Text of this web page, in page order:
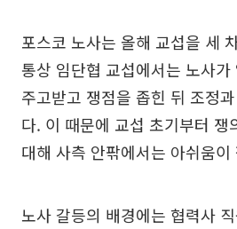
포스코 노사는 올해 교섭을 세
통상 임단협 교섭에서는 노사
주고받고 쟁점을 좁힌 뒤 조정
다. 이 때문에 교섭 초기부터 쟁
대해 사측 안팎에서는 아쉬움
노사 갈등의 배경에는 협력사